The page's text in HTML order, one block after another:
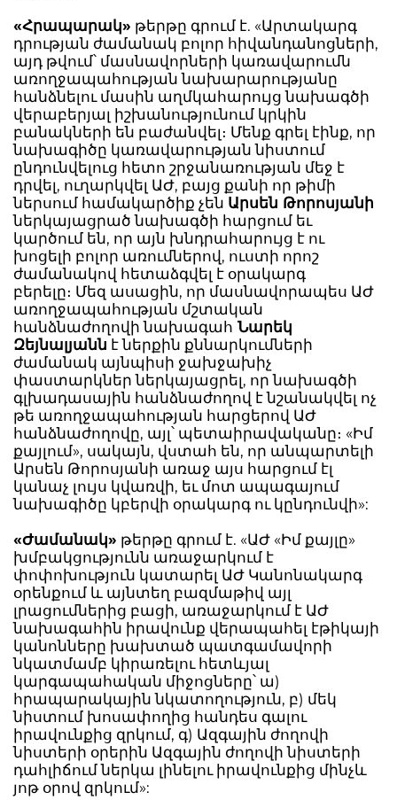
«Հրապարակ» թերթը գրում է. «Արտակարգ
դրության ժամանակ բոլոր հիվանդանոցների,
այդ թվում՝ մասնավորների կառավարումն
առողջապահության նախարարությանը
հանձնելու մասին աղմկահարույց նախագծի
վերաբերյալ իշխանությունում կրկին
բանակների են բաժանվել։ Մենք գրել էինք, որ
նախագիծը կառավարության նիստում
ընդունվելուց հետո շրջանառության մեջ է
դրվել, ուղարկվել ԱԺ, բայց քանի որ թիմի
ներսում համակարծիք չեն Արսեն Թորոսյանի
ներկայացրած նախագծի հարցում եւ
կարծում են, որ այն խնդրահարույց է ու
խոցելի բոլոր առումներով, ուստի որոշ
ժամանակով հետաձգվել է օրակարգ
բերելը։ Մեզ ասացին, որ մասնավորապես ԱԺ
առողջապահության մշտական
հանձնաժողովի նախագահ Նարեկ
Զեյնալյանն է ներքին քննարկումների
ժամանակ այնպիսի ջախջախիչ
փաստարկներ ներկայացրել, որ նախագծի
գլխադասային հանձնաժողով է նշանակվել ոչ
թե առողջապահության հարցերով ԱԺ
հանձնաժողովը, այլ՝ պետաիրավականը։ «Իմ
քայլում», սակայն, վստահ են, որ անպարտելի
Արսեն Թորոսյանի առաջ այս հարցում էլ
կանաչ լույս կվառվի, եւ մոտ ապագայում
նախագիծը կբերվի օրակարգ ու կընդունվի»:
«Ժամանակ» թերթը գրում է. «ԱԺ «Իմ քայլը»
խմբակցությունն առաջարկում է
փոփոխություն կատարել ԱԺ Կանոնակարգ
օրենքում և այնտեղ բազմաթիվ այլ
լրացումներից բացի, առաջարկում է ԱԺ
նախագահին իրավունք վերապահել էթիկայի
կանոնները խախտած պատգամավորի
նկատմամբ կիրառելու հետևյալ
կարգապահական միջոցները՝ ա)
հրապարակային նկատողություն, բ) մեկ
նիստում խոսափողից հանդես գալու
իրավունքից զրկում, գ) Ազգային ժողովի
նիստերի օրերին Ազգային ժողովի նիստերի
դահլիճում ներկա լինելու իրավունքից մինչև
յոթ օրով զրկում»: